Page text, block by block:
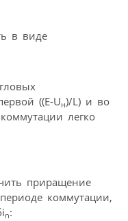
в виде
((E-Uн)/L) и во
легко
приращение
коммутации,
n: